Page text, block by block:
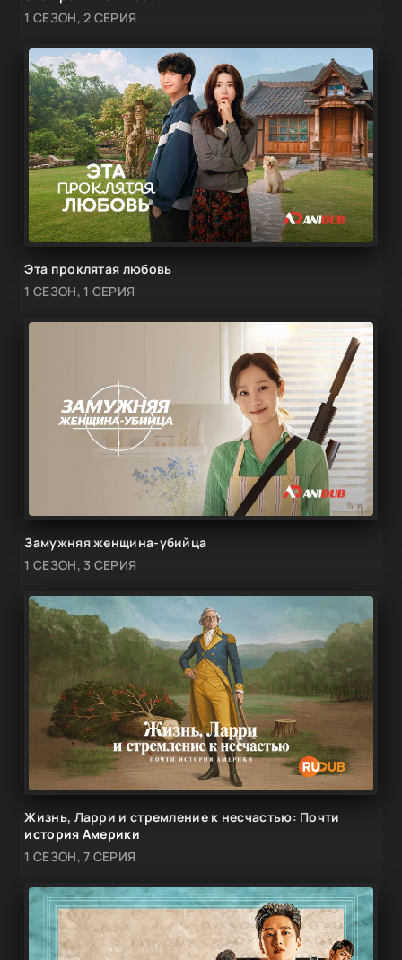
1 СЕЗОН, 2 СЕРИЯ
Эта проклятая любовь
1 СЕЗОН, 1 СЕРИЯ
Замужняя женщина-убийца
1 СЕЗОН, 3 СЕРИЯ
Жизнь, Ларри и стремление к несчастью: Почти
история Америки
1 СЕЗОН, 7 СЕРИЯ